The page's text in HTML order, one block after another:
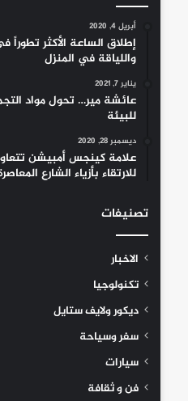
أبريل 4, 2020
إطلاق الساعة الأكثر
واللياقة في المنزل
يناير 7, 2021
عائشة مير… تحول مواد
للبيئة
ديسمبر 28, 2020
علامة كينجس أمبيشن
للارتقاء بأزياء الشارع
تصنيفات
الاخبار
تكنولوجيا
ديكور ولايف ستايل
سفر وسياحة
سيارات
فن و ثقافة